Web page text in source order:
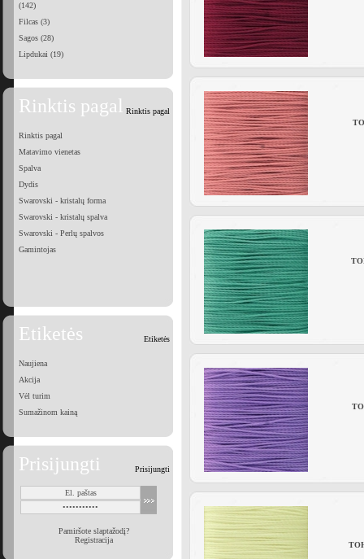
(142)
Filcas (3)
Sagos (28)
Lipdukai (19)
Rinktis pagal Rinktis pagal
Rinktis pagal
Matavimo vienetas
Spalva
Dydis
Swarovski - kristalų forma
Swarovski - kristalų spalva
Swarovski - Perlų spalvos
Gamintojas
Etiketės Etiketės
Naujiena
Akcija
Vėl turim
Sumažinom kainą
Prisijungti Prisijungti
Pamiršote slaptažodį?
Registracija